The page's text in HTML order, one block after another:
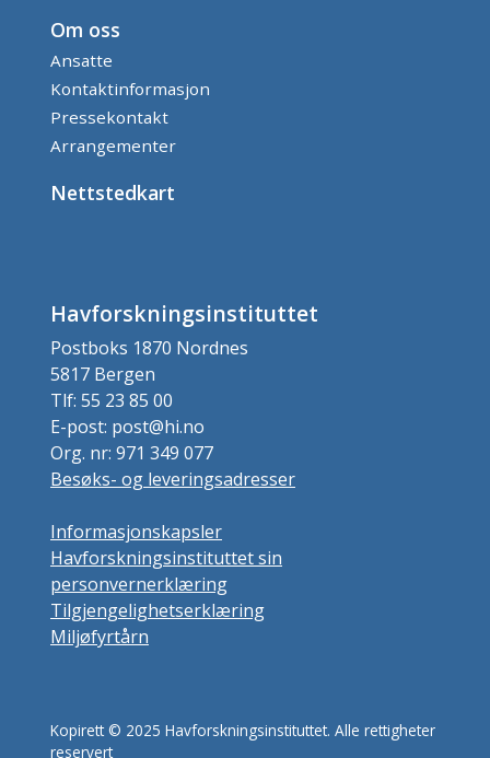
Om oss
Ansatte
Kontaktinformasjon
Pressekontakt
Arrangementer
Nettstedkart
Havforskningsinstituttet
Postboks 1870 Nordnes
5817 Bergen
Tlf: 55 23 85 00
E-post: post@hi.no
Org. nr: 971 349 077
Besøks- og leveringsadresser
Informasjonskapsler
Havforskningsinstituttet sin
personvernerklæring
Tilgjengelighetserklæring
Miljøfyrtårn
Kopirett © 2025 Havforskningsinstituttet. Alle rettigheter
reservert